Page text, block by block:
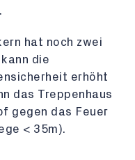
hat noch zwei
die
erhöht
das Treppenhaus
gegen das Feuer
< 35m).